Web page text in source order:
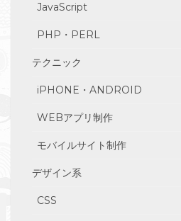
JavaScript
PHP・PERL
テクニック
iPHONE・ANDROID
WEBアプリ制作
モバイルサイト制作
デザイン系
CSS